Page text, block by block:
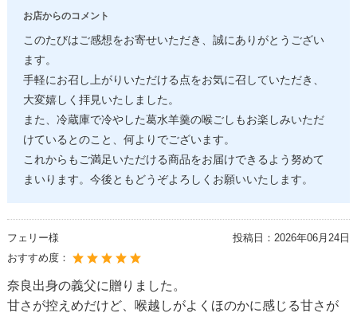
お店からのコメント
このたびはご感想をお寄せいただき、誠にありがとうござい
ます。
手軽にお召し上がりいただける点をお気に召していただき、
大変嬉しく拝見いたしました。
また、冷蔵庫で冷やした葛水羊羹の喉ごしもお楽しみいただ
けているとのこと、何よりでございます。
これからもご満足いただける商品をお届けできるよう努めて
まいります。今後ともどうぞよろしくお願いいたします。
フェリー様 投稿日： 2026年06月24日
おすすめ度：
奈良出身の義父に贈りました。
甘さが控えめだけど、喉越しがよくほのかに感じる甘さが